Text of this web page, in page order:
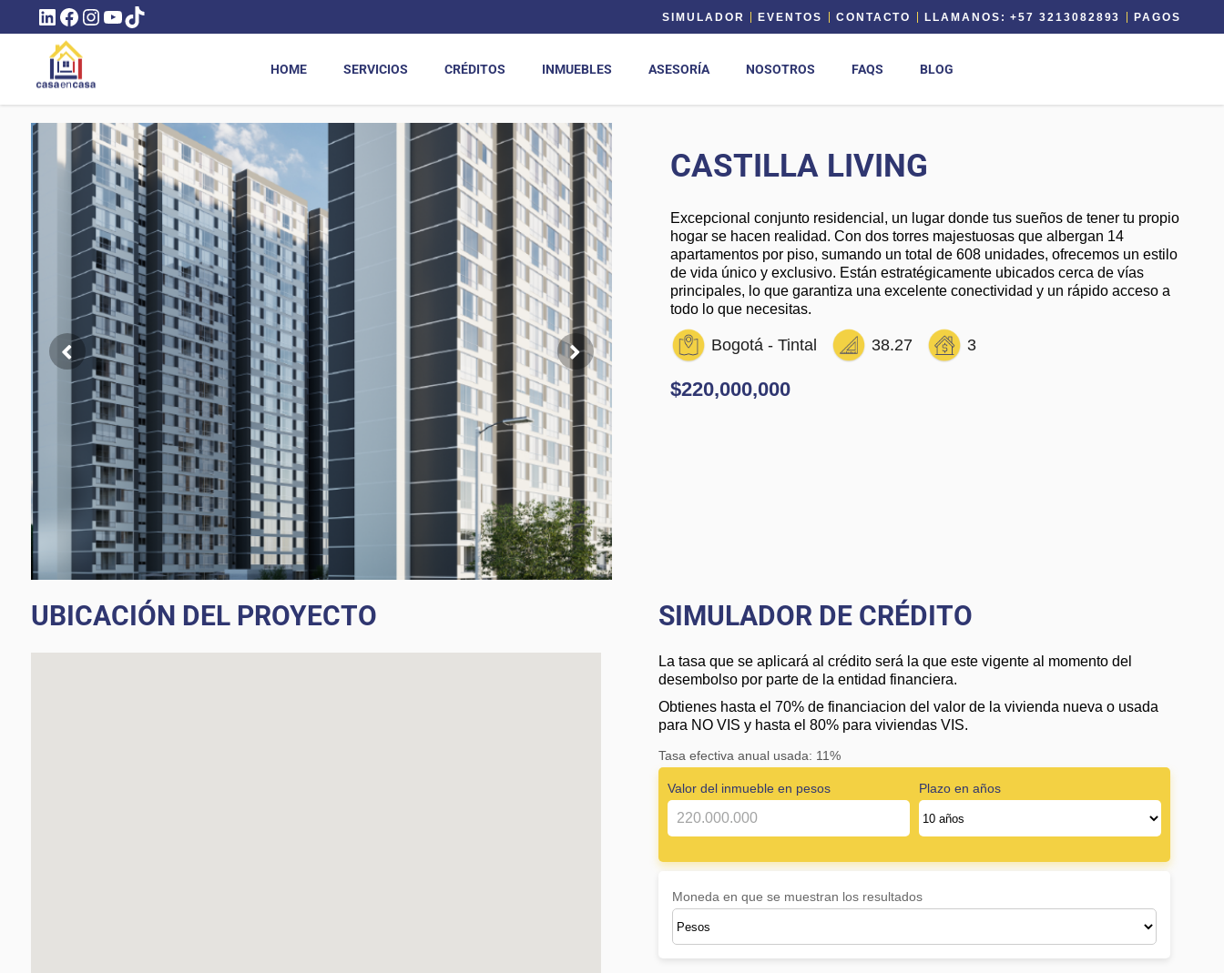
LINKEDIN
FACEBOOK
INSTAGRAM
YOUTUBE
TIKTOK SIMULADOR EVENTOS CONTACTO LLAMANOS: +57 3213082893 PAGOS
HOME SERVICIOS CRÉDITOS INMUEBLES ASESORÍA NOSOTROS FAQS BLOG
CASTILLA LIVING
Excepcional conjunto residencial, un lugar donde tus sueños de tener tu propio
hogar se hacen realidad. Con dos torres majestuosas que albergan 14
apartamentos por piso, sumando un total de 608 unidades, ofrecemos un estilo
de vida único y exclusivo. Están estratégicamente ubicados cerca de vías
principales, lo que garantiza una excelente conectividad y un rápido acceso a
todo lo que necesitas.
Bogotá - Tintal 38.27 3
$220,000,000
UBICACIÓN DEL PROYECTO SIMULADOR DE CRÉDITO
La tasa que se aplicará al crédito será la que este vigente al momento del
desembolso por parte de la entidad financiera.
Obtienes hasta el 70% de financiacion del valor de la vivienda nueva o usada
para NO VIS y hasta el 80% para viviendas VIS.
Tasa efectiva anual usada: 11%
Valor del inmueble en pesos Plazo en años
Moneda en que se muestran los resultados